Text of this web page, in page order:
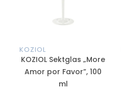
KOZIOL
KOZIOL Sektglas „More
Amor por Favor”, 100
ml